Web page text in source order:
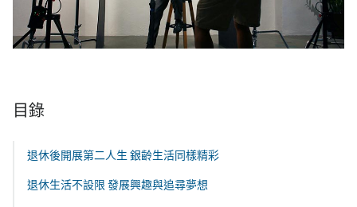
目錄
退休後開展第二人生 銀齡生活同樣精彩
退休生活不設限 發展興趣與追尋夢想